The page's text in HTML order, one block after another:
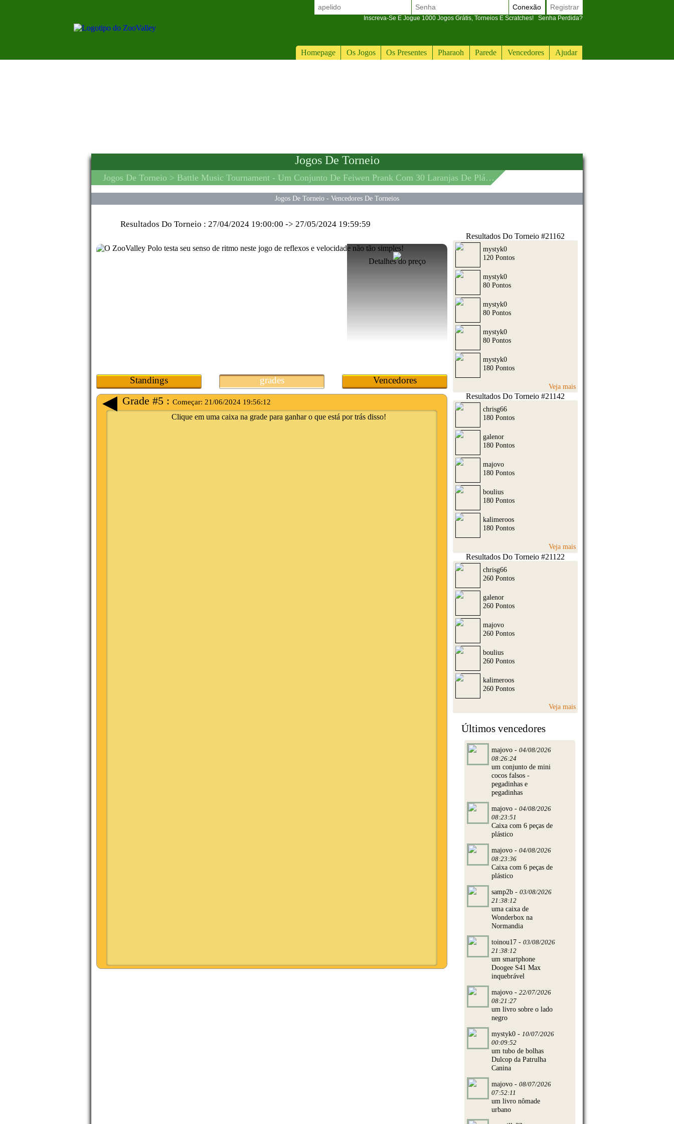
Homepage Os Jogos Os Presentes Pharaoh Parede Vencedores Ajudar
Conexão Registrar
Inscreva-Se E Jogue 1000 Jogos Grátis, Torneios E Scratches! Senha Perdida?
Jogos De Torneio
Jogos De Torneio > Battle Music Tournament - Um Conjunto De Feiwen Prank Com 30 Laranjas De Plástico Falsas Realistas Para Decorações De Festas De Halloween Para Crianças E Adultos
Jogos De Torneio - Vencedores De Torneios
Resultados Do Torneio :27/04/2024 19:00:00 ->27/05/2024 19:59:59
Detalhes do preço
Standings grades Vencedores
Grade #5 :Começar: 21/06/2024 19:56:12
Clique em uma caixa na grade para ganhar o que está por trás disso!
Resultados Do Torneio #21162
mystyk0
120 Pontos
mystyk0
80 Pontos
mystyk0
80 Pontos
mystyk0
80 Pontos
mystyk0
180 Pontos
Veja mais
Resultados Do Torneio #21142
chrisg66
180 Pontos
galenor
180 Pontos
majovo
180 Pontos
boulius
180 Pontos
kalimeroos
180 Pontos
Veja mais
Resultados Do Torneio #21122
chrisg66
260 Pontos
galenor
260 Pontos
majovo
260 Pontos
boulius
260 Pontos
kalimeroos
260 Pontos
Veja mais
Últimos vencedores
majovo - 04/08/2026
08:26:24
um conjunto de mini
cocos falsos -
pegadinhas e
pegadinhas
majovo - 04/08/2026
08:23:51
Caixa com 6 peças de
plástico
majovo - 04/08/2026
08:23:36
Caixa com 6 peças de
plástico
samp2b - 03/08/2026
21:38:12
uma caixa de
Wonderbox na
Normandia
toinou17 - 03/08/2026
21:38:12
um smartphone
Doogee S41 Max
inquebrável
majovo - 22/07/2026
08:21:27
um livro sobre o lado
negro
mystyk0 - 10/07/2026
00:09:52
um tubo de bolhas
Dulcop da Patrulha
Canina
majovo - 08/07/2026
07:52:11
um livro nômade
urbano